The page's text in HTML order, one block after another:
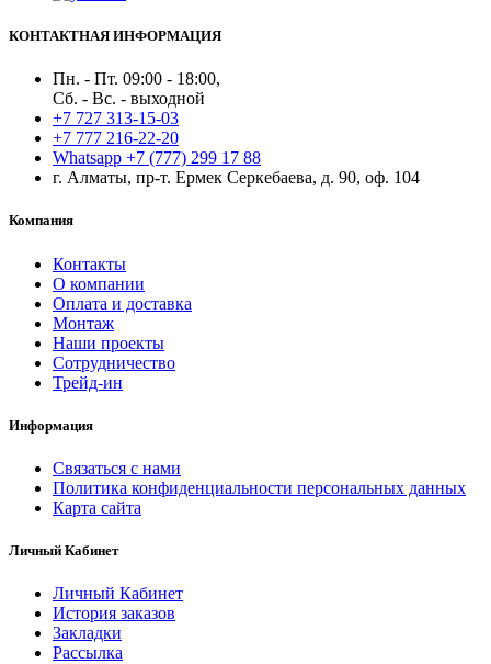
КОНТАКТНАЯ ИНФОРМАЦИЯ
Пн. - Пт. 09:00 - 18:00,
Сб. - Вс. - выходной
+7 727 313-15-03
+7 777 216-22-20
Whatsapp +7 (777) 299 17 88
г. Алматы, пр-т. Ермек Серкебаева, д. 90, оф. 104
Компания
Контакты
О компании
Оплата и доставка
Монтаж
Наши проекты
Сотрудничество
Трейд-ин
Информация
Связаться с нами
Политика конфиденциальности персональных данных
Карта сайта
Личный Кабинет
Личный Кабинет
История заказов
Закладки
Рассылка